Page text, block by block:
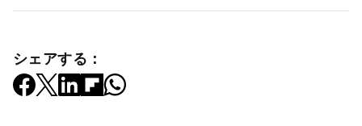
シェアする：